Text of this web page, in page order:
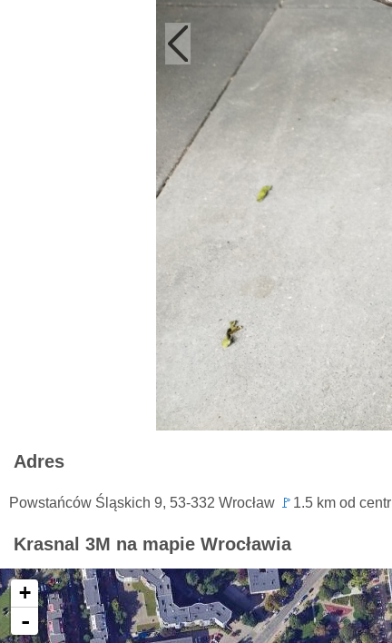
Adres
Powstańców Śląskich 9, 53-332 Wrocław 🚩 1.5 km od
Krasnal 3M na mapie Wrocławia
+
-